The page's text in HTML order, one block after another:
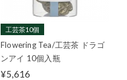
工芸茶10個
Flowering Tea/工芸茶 ドラゴ
ンアイ 10個入瓶
¥5,616